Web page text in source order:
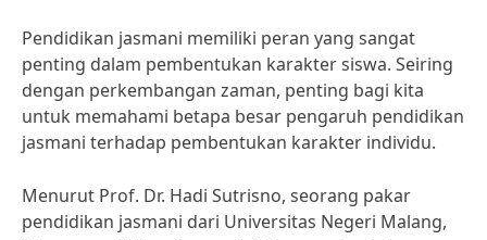
Pendidikan jasmani memiliki peran yang sangat
penting dalam pembentukan karakter siswa. Seiring
dengan perkembangan zaman, penting bagi kita
untuk memahami betapa besar pengaruh pendidikan
jasmani terhadap pembentukan karakter individu.
Menurut Prof. Dr. Hadi Sutrisno, seorang pakar
pendidikan jasmani dari Universitas Negeri Malang,